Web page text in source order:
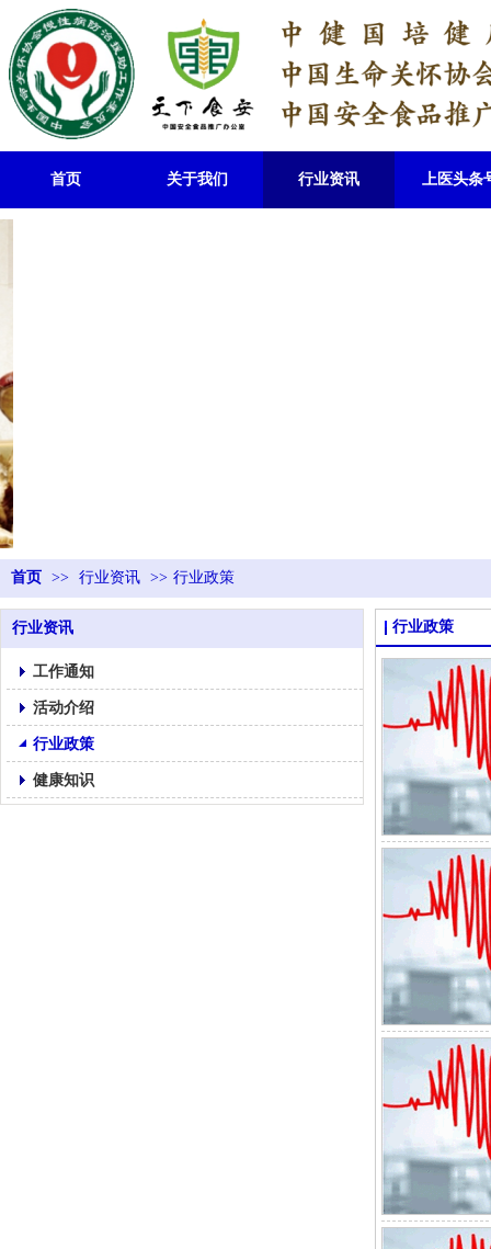
首页 关于我们 行业资讯 上医头条
首页 >> 行业资讯 >> 行业政策
行业资讯
工作通知
活动介绍
行业政策
健康知识
行业政策